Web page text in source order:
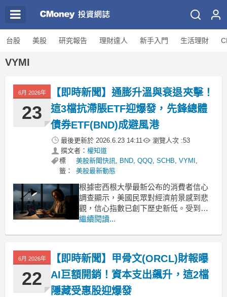
台股 美股 研究報告 理財達人 新手入門 生活理財
VYMI
6月 2026年
23
【即時新聞】通膨升溫與衰退夾擊！
這3檔抗滯脹ETF迎爆發，先鋒總體
債券ETF(BND)成避風港
最後更新於 2026.6.23 14:11 瀏覽人次 :53
撰文者： 權知道
標
籤：
美股新聞快訊, BND, QQQ, SCHB, VYMI ,
美股最新動態
根據密西根大學最新公布的消費者信心
調查顯示，美國民眾對經濟前景感到悲
觀，信心指數已創下歷史新低。受到油
價上漲與通膨居高不下的影響，民眾荷
經濟恐陷入成長停滯、高失業率與高通
膨並存的「停滯性通膨」危機。美國民
生消費承壓，經濟放緩恐重演停
繼續閱讀...
6月 2026年
22
【即時新聞】甲骨文(ORCL)財報曝
AI巨額開銷！資本支出飆升，這2檔
隱藏受惠股迎爆發